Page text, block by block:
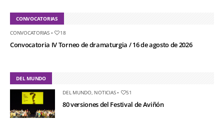
CONVOCATORIAS
CONVOCATORIAS• 18
Convocatoria IV Torneo de dramaturgia / 16 de agosto de 2026
DEL MUNDO
DEL MUNDO, NOTICIAS• 51
80 versiones del Festival de Aviñón